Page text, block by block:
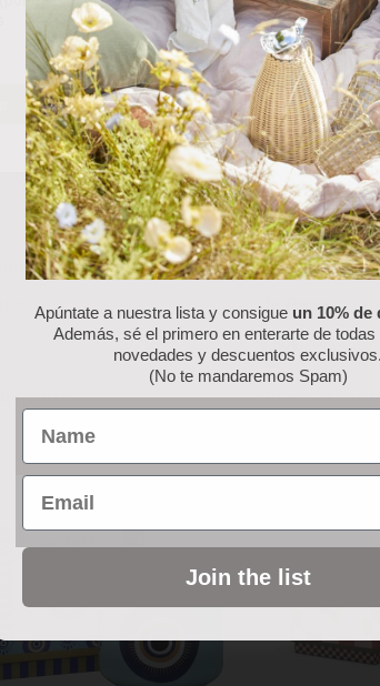
“Red Berry”: Mug
carrito
Colección
de Papel
6.50€
Añadir al
Rechazar Personalizar
Apúntate a nuestra lista y consigue un 10% de
Además, sé el primero en enterarte de todas
novedades y descuentos exclusivos.
(No te mandaremos Spam)
Name
Email
Join the list